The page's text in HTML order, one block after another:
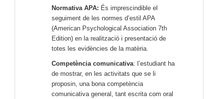
Normativa APA: És imprescindible el
seguiment de les normes d’estil APA
(American Psychological Association 7th
Edition) en la realització i presentació de
totes les evidències de la matèria.
Competència comunicativa: l’estudiant ha
de mostrar, en les activitats que se li
proposin, una bona competència
comunicativa general, tant escrita com oral